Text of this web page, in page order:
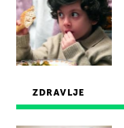
ZDRAVLJE